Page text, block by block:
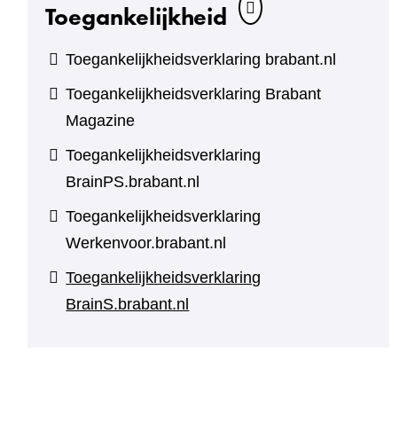
Toegankelijkheid
Toegankelijkheidsverklaring brabant.nl
Toegankelijkheidsverklaring Brabant
Magazine
Toegankelijkheidsverklaring
BrainPS.brabant.nl
Toegankelijkheidsverklaring
Werkenvoor.brabant.nl
Toegankelijkheidsverklaring
BrainS.brabant.nl